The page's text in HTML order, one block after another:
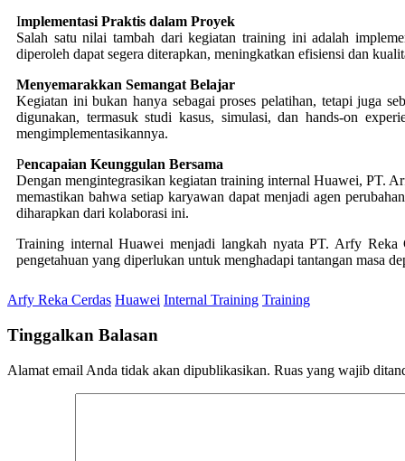
Implementasi Praktis dalam Proyek
Salah satu nilai tambah dari kegiatan training ini adalah
diperoleh dapat segera diterapkan, meningkatkan efisiensi dan
Menyemarakkan Semangat Belajar
Kegiatan ini bukan hanya sebagai proses pelatihan, tetapi juga
digunakan, termasuk studi kasus, simulasi, dan hands-on
mengimplementasikannya.
Pencapaian Keunggulan Bersama
Dengan mengintegrasikan kegiatan training internal Huawei, PT.
memastikan bahwa setiap karyawan dapat menjadi agen
diharapkan dari kolaborasi ini.
Training internal Huawei menjadi langkah nyata PT. Arfy Reka
pengetahuan yang diperlukan untuk menghadapi tantangan masa
Arfy Reka Cerdas Huawei Internal Training Training
Tinggalkan Balasan
Alamat email Anda tidak akan dipublikasikan. Ruas yang wajib